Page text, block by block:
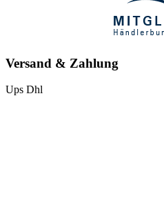
Versand & Zahlung
Ups Dhl